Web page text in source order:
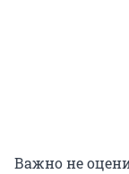
Важно не